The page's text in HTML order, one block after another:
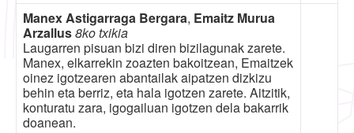
Manex Astigarraga Bergara, Emaitz Murua
Arzallus8ko txikia
Laugarren pisuan bizi diren bizilagunak zarete.
Manex, elkarrekin zoazten bakoitzean, Emaitzek
oinez igotzearen abantailak aipatzen dizkizu
behin eta berriz, eta hala igotzen zarete. Aitzitik,
konturatu zara, igogailuan igotzen dela bakarrik
doanean.